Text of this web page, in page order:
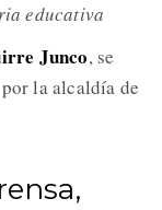
educativa
Junco, se
la alcaldía de